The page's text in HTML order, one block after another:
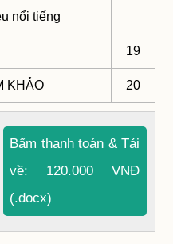
nổi tiếng
19
KHẢO 20
Bấm thanh toán & Tải
về: 120.000 VNĐ
(.docx)